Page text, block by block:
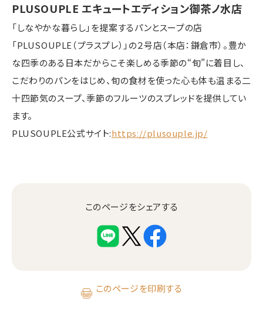
PLUSOUPLE エキュートエディション御茶ノ水店
「しなやかな暮らし」を提案するパンとスープの店
「PLUSOUPLE（プラスプレ）」の２号店（本店：鎌倉市）。豊か
な四季のある日本だからこそ楽しめる季節の“旬”に着目し、
こだわりのパンをはじめ、旬の食材を使った心も体も温まる二
十四節気のスープ、季節のフルーツのスプレッドを提供してい
ます。
PLUSOUPLE公式サイト:https://plusouple.jp/
このページをシェアする
このページを印刷する